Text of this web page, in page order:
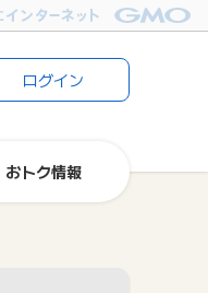
ログイン
おトク情報